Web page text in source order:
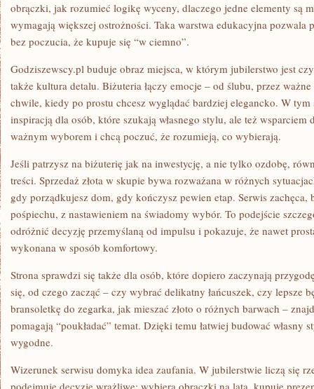
obrączki, jak rozumieć logikę wyceny, dlaczego jedne elementy są
wymagają większej ostrożności. Taka warstwa edukacyjna pozwala
bez poczucia, że kupuje się “w ciemno”.
Godziszewscy.pl buduje obraz miejsca, w którym jubilerstwo jest
także kultura detalu. Biżuteria łączy emocje – od ślubu, przez
chwile, kiedy po prostu chcesz wyglądać bardziej elegancko. W tym
inspiracją dla osób, które szukają własnego stylu, ale też
ważnym wyborem i chcą poczuć, że rozumieją, co wybierają.
Jeśli patrzysz na biżuterię jak na inwestycję, a nie tylko ozdobę,
treści. Sprzedaż złota w skupie bywa rozważana w różnych
gdy porządkujesz dom, gdy kończysz pewien etap. Serwis
pośpiechu, z nastawieniem na świadomy wybór. To podejście
odróżnić decyzję przemyślaną od impulsu i pokazuje, że nawet
wykonana w sposób komfortowy.
Strona sprawdzi się także dla osób, które dopiero zaczynają
się, od czego zacząć – czy wybrać delikatny łańcuszek, czy lepsze
bransoletkę do zegarka, jak mieszać złoto o różnych barwach –
pomagają “poukładać” temat. Dzięki temu łatwiej budować własny
wygodne.
Wizerunek serwisu domyka idea zaufania. W jubilerstwie liczą się
podejmuje decyzje wrażliwe: wybiera obrączki na lata, kupuje